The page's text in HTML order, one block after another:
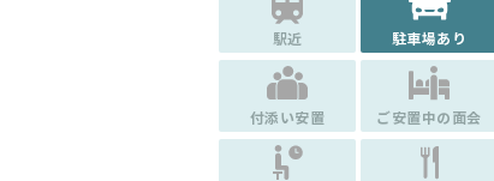
駅近 駐車場あり
付添い安置 ご安置中の面会